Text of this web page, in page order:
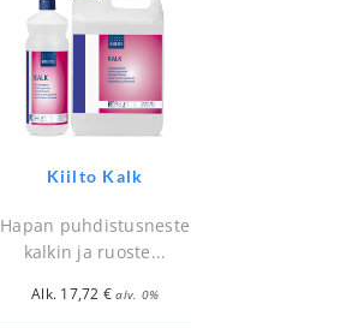
Kiilto Kalk
Hapan puhdistusneste
kalkin ja ruoste...
Alk. 17,72 € alv. 0%